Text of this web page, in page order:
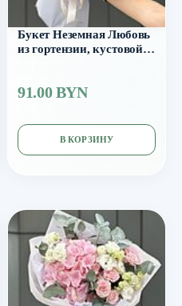
Букет Неземная Любовь
из гортензии, кустовой
91.00 BYN
В КОРЗИНУ